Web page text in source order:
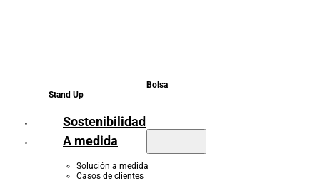
Bolsa
Stand Up
Sostenibilidad
A medida
Solución a medida
Casos de clientes